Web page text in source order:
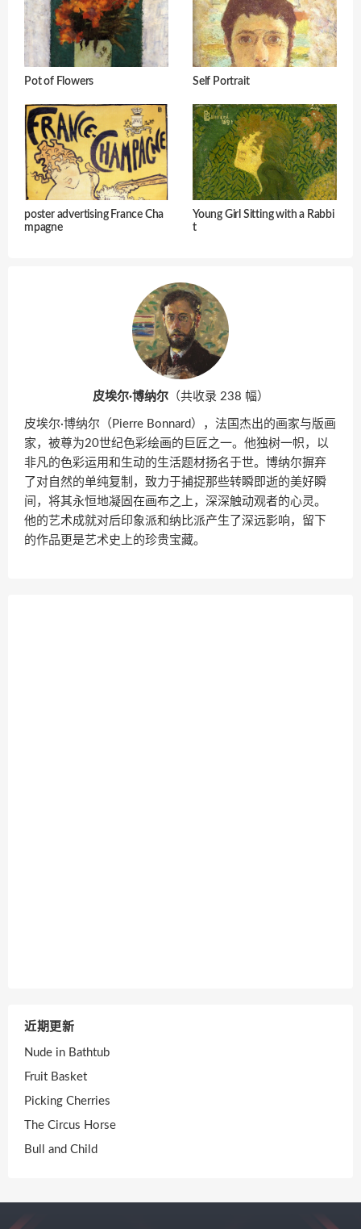
Pot of Flowers Self Portrait
poster advertising France Cha
mpagne
Young Girl Sitting with a Rabbi
t
皮埃尔·博纳尔（共收录 238 幅）
皮埃尔·博纳尔（Pierre Bonnard），法国杰出的画家与版画
家，被尊为20世纪色彩绘画的巨匠之一。他独树一帜，以
非凡的色彩运用和生动的生活题材扬名于世。博纳尔摒弃
了对自然的单纯复制，致力于捕捉那些转瞬即逝的美好瞬
间，将其永恒地凝固在画布之上，深深触动观者的心灵。
他的艺术成就对后印象派和纳比派产生了深远影响，留下
的作品更是艺术史上的珍贵宝藏。
近期更新
Nude in Bathtub
Fruit Basket
Picking Cherries
The Circus Horse
Bull and Child